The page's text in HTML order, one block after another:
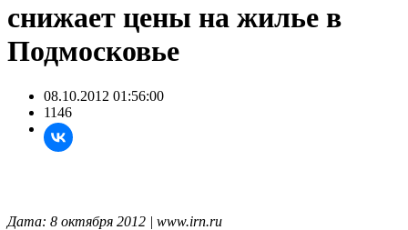
снижает цены на жилье в
Подмосковье
08.10.2012 01:56:00
1146
Дата: 8 октября 2012 | www.irn.ru